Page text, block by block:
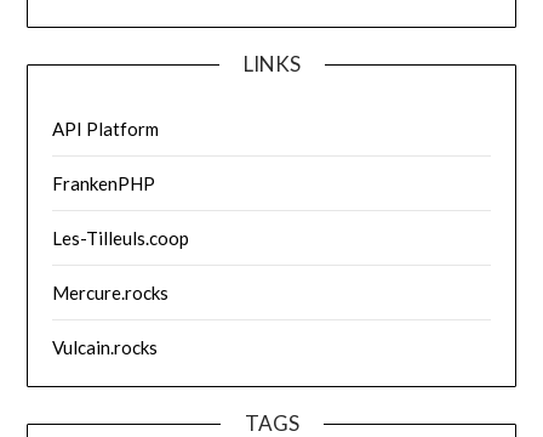
LINKS
API Platform
FrankenPHP
Les-Tilleuls.coop
Mercure.rocks
Vulcain.rocks
TAGS